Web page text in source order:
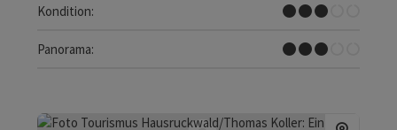
Kondition:
Mittel
Panorama:
Einige Ausblicke